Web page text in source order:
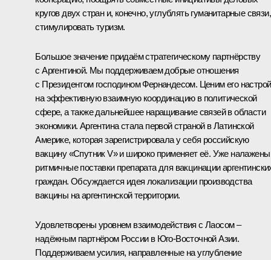
кругов двух стран и, конечно, углублять гуманитарные связи,
стимулировать туризм.
Большое значение придаём стратегическому партнёрству
с Аргентиной. Мы поддерживаем добрые отношения
с Президентом господином Фернандесом. Ценим его настрой
на эффективную взаимную координацию в политической
сфере, а также дальнейшее наращивание связей в области
экономики. Аргентина стала первой страной в Латинской
Америке, которая зарегистрировала у себя российскую
вакцину «Спутник V» и широко применяет её. Уже налажены
ритмичные поставки препарата для вакцинации
граждан. Обсуждается идея локализации производства
вакцины на аргентинской территории.
Удовлетворены уровнем взаимодействия с Лаосом –
надёжным партнёром России в Юго-Восточной Азии.
Поддерживаем усилия, направленные на углубление